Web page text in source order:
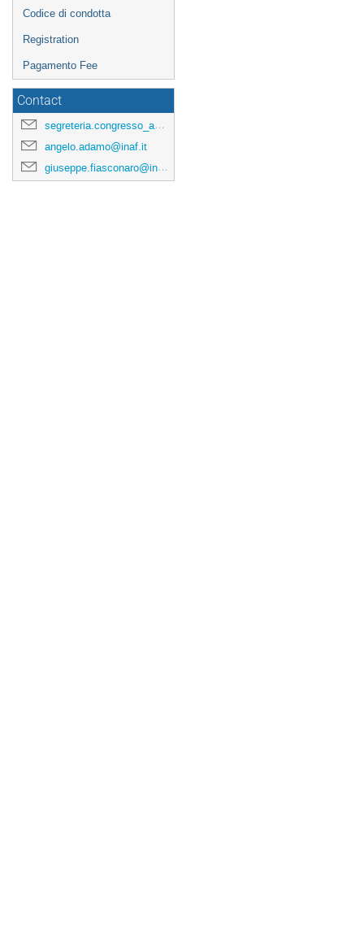
Codice di condotta
Registration
Pagamento Fee
Contact
segreteria.congresso_asculta@ifc.inaf.it
angelo.adamo@inaf.it
giuseppe.fiasconaro@inaf.it